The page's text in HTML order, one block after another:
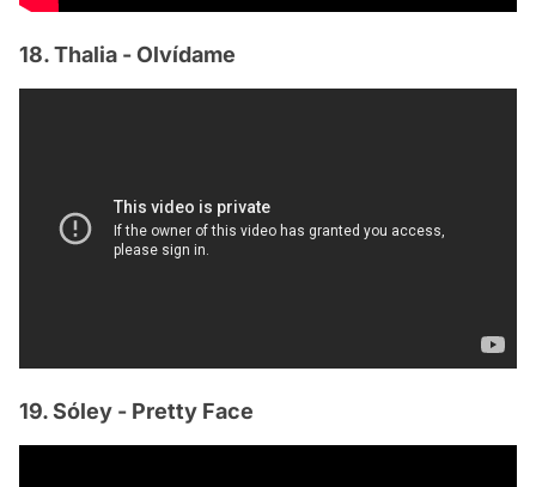
18. Thalia - Olvídame
19. Sóley - Pretty Face